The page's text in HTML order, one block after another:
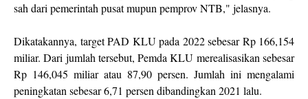
sah dari pemerintah pusat mupun pemprov NTB," jelasnya.
Dikatakannya, target PAD KLU pada 2022 sebesar Rp 166,154
miliar. Dari jumlah tersebut, Pemda KLU merealisasikan sebesar
Rp 146,045 miliar atau 87,90 persen. Jumlah ini mengalami
peningkatan sebesar 6,71 persen dibandingkan 2021 lalu.